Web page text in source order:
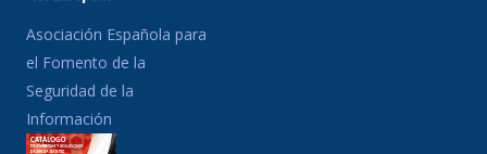
Asociación Española para
el Fomento de la
Seguridad de la
Información